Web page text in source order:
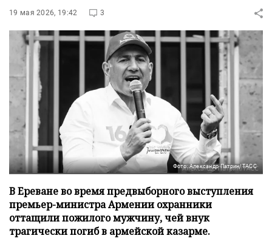
19 мая 2026, 19:42 3
Фото: Александр Патрин/ТАСС
В Ереване во время предвыборного выступления
премьер-министра Армении охранники
оттащили пожилого мужчину, чей внук
трагически погиб в армейской казарме.